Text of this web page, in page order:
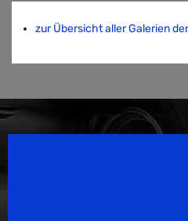
zur Übersicht aller Galerien